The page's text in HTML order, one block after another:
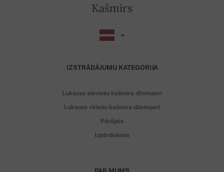
Kašmirs
IZSTRĀDĀJUMU KATEGORIJA
Luksusa sieviešu kašmira džemperi
Luksusa vīriešu kašmira džemperi
Pārējais
Izpārdošana